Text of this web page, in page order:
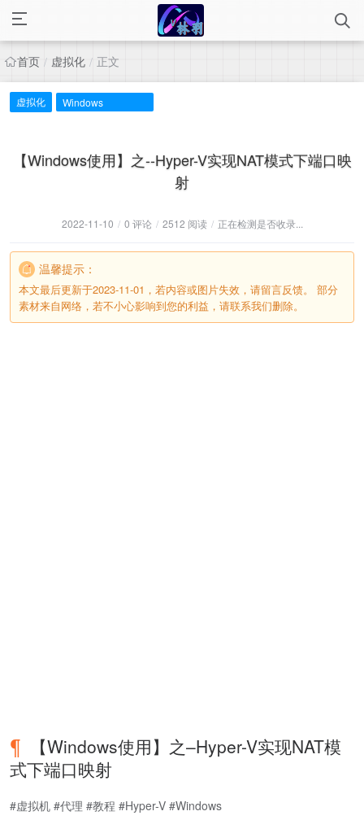
首页 / 虚拟化 / 正文
虚拟化 Windows
【Windows使用】之--Hyper-V实现NAT模式下端口映
射
2022-11-10 / 0 评论 / 2512 阅读 / 正在检测是否收录...
温馨提示：
本文最后更新于2023-11-01，若内容或图片失效，请留言反馈。 部分
素材来自网络，若不小心影响到您的利益，请联系我们删除。
【Windows使用】之–Hyper-V实现NAT模
式下端口映射
#虚拟机 #代理 #教程 #Hyper-V #Windows